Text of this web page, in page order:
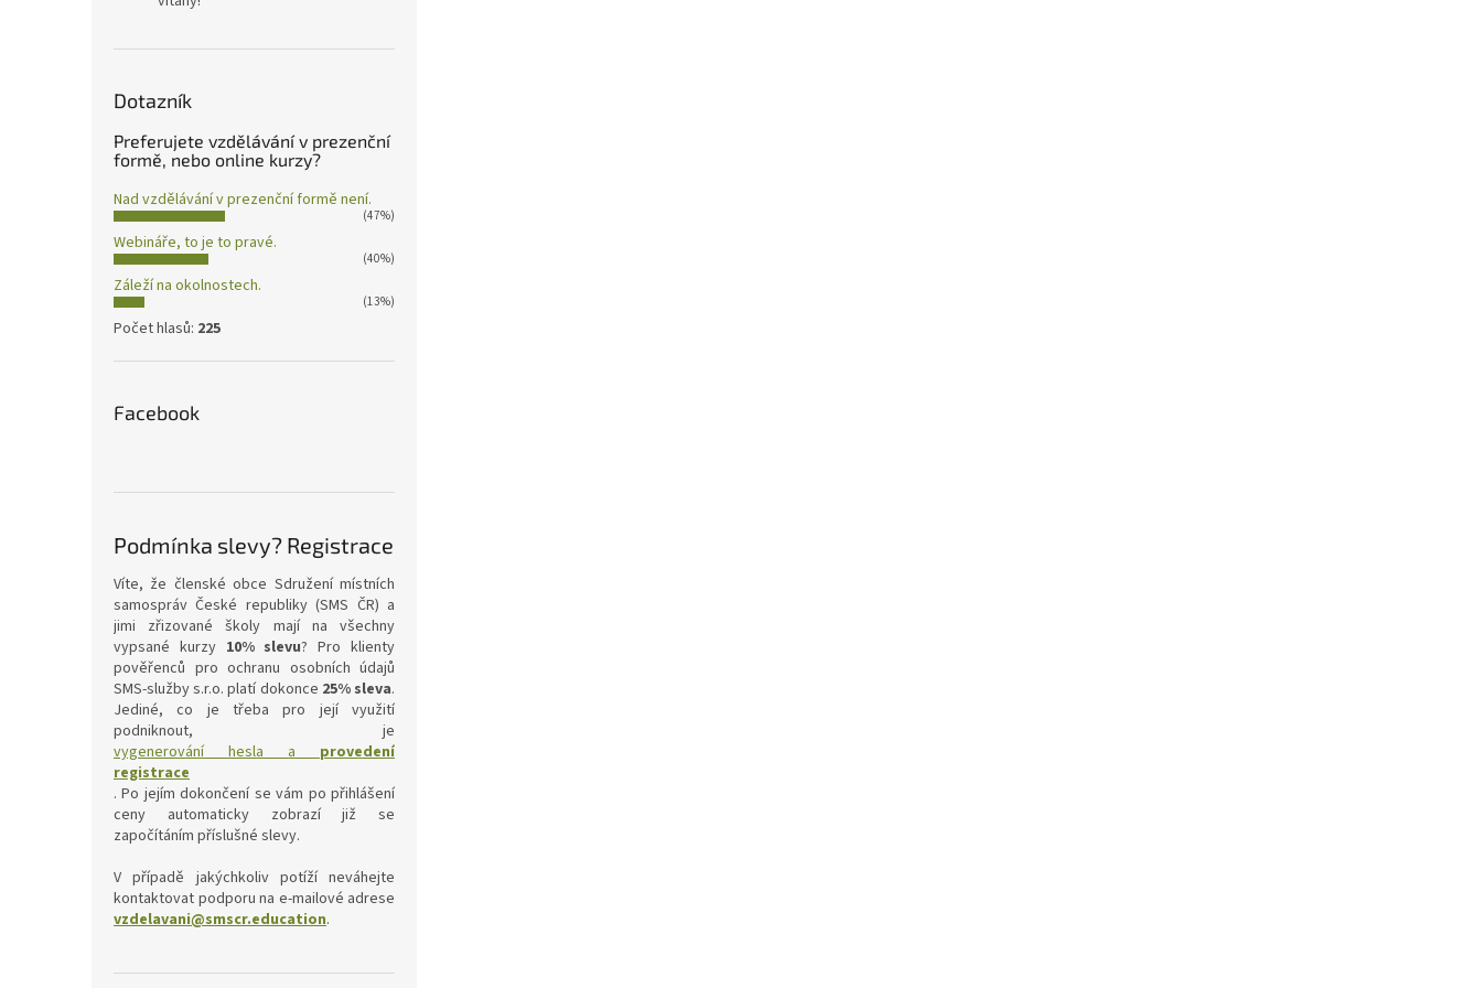
Dotazník
Preferujete vzdělávání v prezenční
formě, nebo online kurzy?
Nad vzdělávání v prezenční formě není.
(47%)
Webináře, to je to pravé.
(40%)
Záleží na okolnostech.
(13%)
Počet hlasů: 225
Facebook
Podmínka slevy? Registrace
Víte, že členské obce Sdružení místních
samospráv České republiky (SMS ČR) a
jimi zřizované školy mají na všechny
vypsané kurzy 10% slevu? Pro klienty
pověřenců pro ochranu osobních údajů
SMS-služby s.r.o. platí dokonce 25% sleva.
Jediné, co je třeba pro její využití
podniknout, je
vygenerování hesla aprovedení
registrace
. Po jejím dokončení se vám po přihlášení
ceny automaticky zobrazí již se
započítáním příslušné slevy.
V případě jakýchkoliv potíží neváhejte
kontaktovat podporu na e-mailové adrese
vzdelavani@smscr.education.